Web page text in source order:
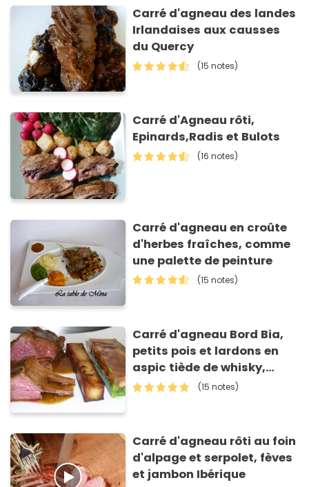
Carré d'agneau des landes
Irlandaises aux causses
du Quercy
(15 notes)
Carré d'Agneau rôti,
Epinards,Radis et Bulots
(16 notes)
Carré d'agneau en croûte
d'herbes fraîches, comme
une palette de peinture
(15 notes)
Carré d'agneau Bord Bia,
petits pois et lardons en
aspic tiède de whisky,
pommes frites, sauce à la
(15 notes)
Carré d'agneau rôti au foin
d'alpage et serpolet, fèves
et jambon Ibérique